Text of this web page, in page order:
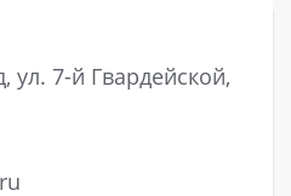
ул. 7-й Гвардейской,